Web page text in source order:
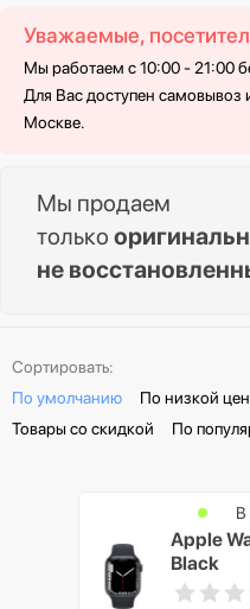
Уважаемые,
Мы работаем с 10:00 - 21:00
Для Вас доступен самовывоз
Москве.
Мы продаем
только
не
Сортировать:
По умолчанию
По низкой
Товары со скидкой
По
Apple
Black
В